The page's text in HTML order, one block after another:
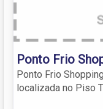
Ponto Frio
Ponto Frio
localizada no Piso